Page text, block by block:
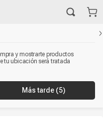
y mostrarte productos
tu ubicación será tratada
Más tarde (5)